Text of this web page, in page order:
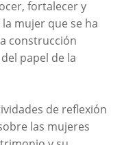
fortalecer y
mujer que se ha
construcción
papel de la
de reflexión
las mujeres